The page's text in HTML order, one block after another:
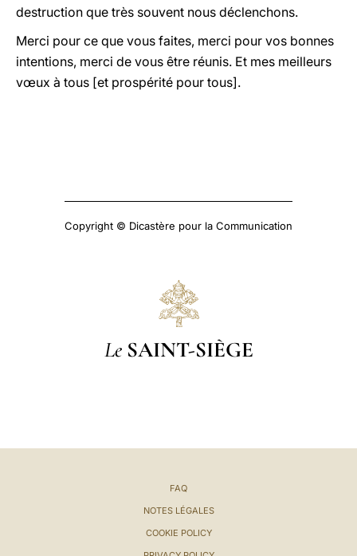
destruction que très souvent nous déclenchons.
Merci pour ce que vous faites, merci pour vos bonnes
intentions, merci de vous être réunis. Et mes meilleurs
vœux à tous [et prospérité pour tous].
Copyright © Dicastère pour la Communication
Le SAINT-SIÈGE
FAQ
NOTES LÉGALES
COOKIE POLICY